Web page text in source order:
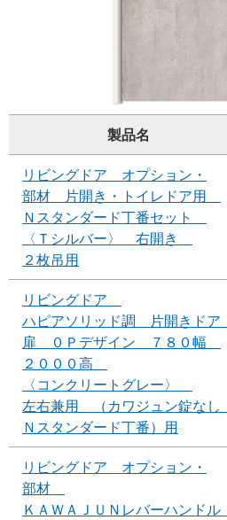
製品名
リビングドア オプション・
部材 片開き・トイレドア用
Ｎスタンダード丁番セット
〈Ｔシルバー〉 右開き
２枚吊用
リビングドア
ハピアソリッド調 片開きドア
扉 ０Ｐデザイン ７８０幅
２０００高
〈コンクリートグレー〉
左右兼用 （カワジュン錠なし
Ｎスタンダード丁番）用
リビングドア オプション・
部材
ＫＡＷＡＪＵＮレバーハンドル